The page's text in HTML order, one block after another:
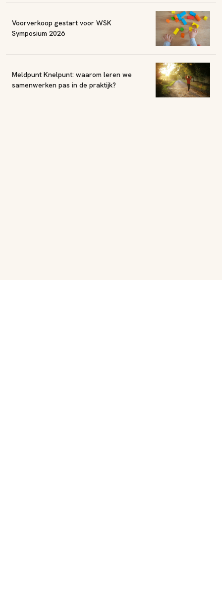
Voorverkoop gestart voor WSK
Symposium 2026
Meldpunt Knelpunt: waarom leren we
samenwerken pas in de praktijk?